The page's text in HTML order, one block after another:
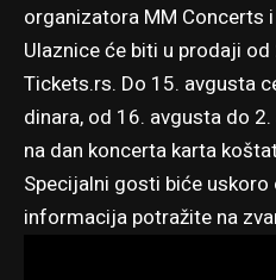
organizatora MM Concerts
Ulaznice će biti u prodaji
Tickets.rs. Do 15. avgusta
dinara, od 16. avgusta do
na dan koncerta karta
Specijalni gosti biće uskoro
informacija potražite na